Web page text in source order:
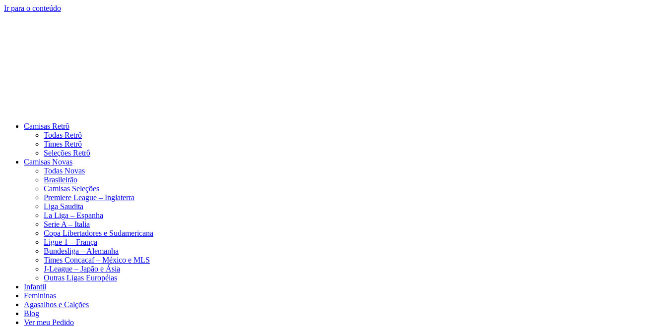
Ir para o conteúdo
Camisas Retrô
Todas Retrô
Times Retrô
Seleções Retrô
Camisas Novas
Todas Novas
Brasileirão
Camisas Seleções
Premiere League – Inglaterra
Liga Saudita
La Liga – Espanha
Serie A – Italia
Copa Libertadores e Sudamericana
Ligue 1 – França
Bundesliga – Alemanha
Times Concacaf – México e MLS
J-League – Japão e Ásia
Outras Ligas Européias
Infantil
Femininas
Agasalhos e Calções
Blog
Ver meu Pedido